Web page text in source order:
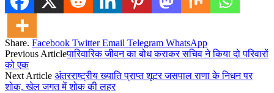
Share. Facebook Twitter Email Telegram WhatsApp
Previous Articleपारिवारिक जीवन का बोध कराकर सचिव ने किया दो परिवारों
को एक
Next Article अंतरराष्ट्रीय ख्याति प्राप्त शूटर जसपाल राणा के निधन पर
शोक, खेल जगत में शोक की लहर